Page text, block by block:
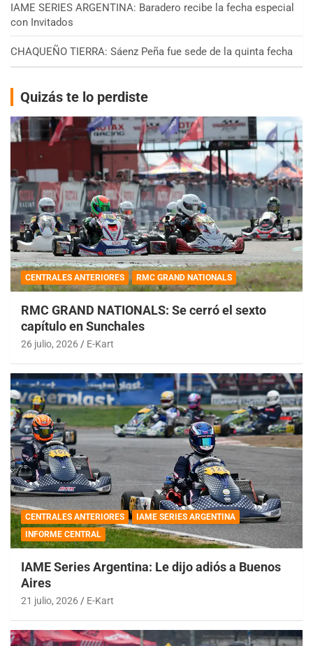
IAME SERIES ARGENTINA: Baradero recibe la fecha especial
con Invitados
CHAQUEÑO TIERRA: Sáenz Peña fue sede de la quinta fecha
Quizás te lo perdiste
CENTRALES ANTERIORES RMC GRAND NATIONALS
RMC GRAND NATIONALS: Se cerró el sexto
capítulo en Sunchales
26 julio, 2026 E-Kart
CENTRALES ANTERIORES
IAME SERIES ARGENTINA
INFORME CENTRAL
IAME Series Argentina: Le dijo adiós a Buenos
Aires
21 julio, 2026 E-Kart